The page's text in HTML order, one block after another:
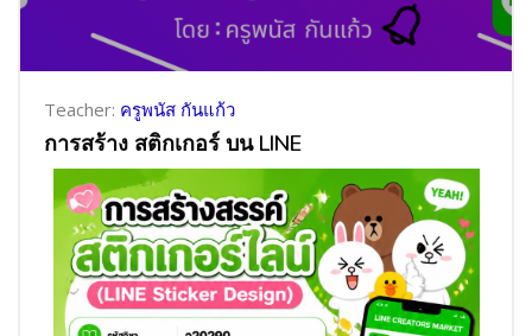
Teacher: ครูพนัส กันแก้ว
การสร้าง สติกเกอร์ บน LINE